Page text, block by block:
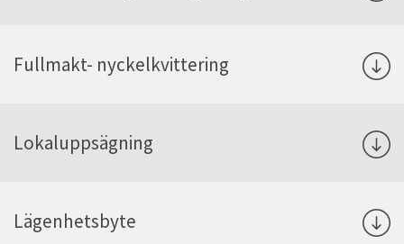
Fullmakt- nyckelkvittering
Lokaluppsägning
Lägenhetsbyte